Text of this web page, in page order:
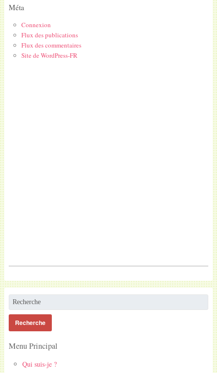
Méta
Connexion
Flux des publications
Flux des commentaires
Site de WordPress-FR
Menu Principal
Qui suis-je ?